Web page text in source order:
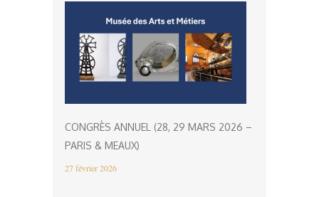
CONGRÈS ANNUEL (28, 29 MARS 2026 –
PARIS & MEAUX)
27 février 2026